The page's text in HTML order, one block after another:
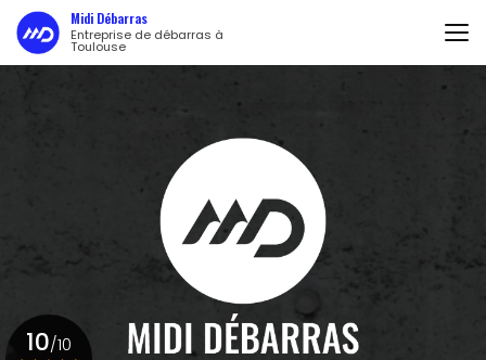
Aller
au
contenu
principal
Midi Débarras
Entreprise de débarras à
Toulouse
10/10